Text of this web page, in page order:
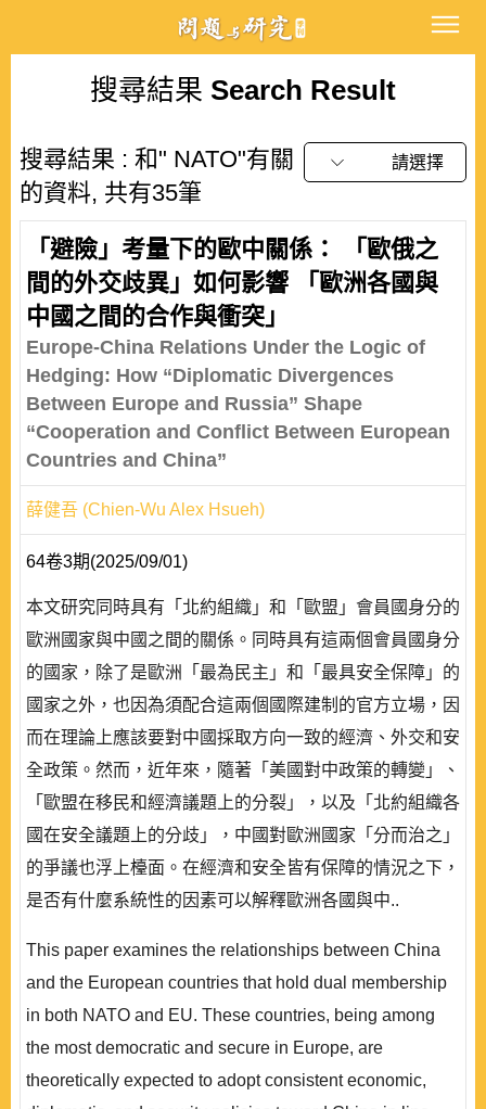
搜尋結果 Search Result
搜尋結果 : 和" NATO"有關
的資料, 共有35筆
請選擇
「避險」考量下的歐中關係： 「歐俄之
間的外交歧異」如何影響 「歐洲各國與
中國之間的合作與衝突」
Europe-China Relations Under the Logic of
Hedging: How “Diplomatic Divergences
Between Europe and Russia” Shape
“Cooperation and Conflict Between European
Countries and China”
薛健吾 (Chien-Wu Alex Hsueh)
64卷3期(2025/09/01)
本文研究同時具有「北約組織」和「歐盟」會員國身分的
歐洲國家與中國之間的關係。同時具有這兩個會員國身分
的國家，除了是歐洲「最為民主」和「最具安全保障」的
國家之外，也因為須配合這兩個國際建制的官方立場，因
而在理論上應該要對中國採取方向一致的經濟、外交和安
全政策。然而，近年來，隨著「美國對中政策的轉變」、
「歐盟在移民和經濟議題上的分裂」，以及「北約組織各
國在安全議題上的分歧」，中國對歐洲國家「分而治之」
的爭議也浮上檯面。在經濟和安全皆有保障的情況之下，
是否有什麼系統性的因素可以解釋歐洲各國與中..
This paper examines the relationships between China
and the European countries that hold dual membership
in both NATO and EU. These countries, being among
the most democratic and secure in Europe, are
theoretically expected to adopt consistent economic,